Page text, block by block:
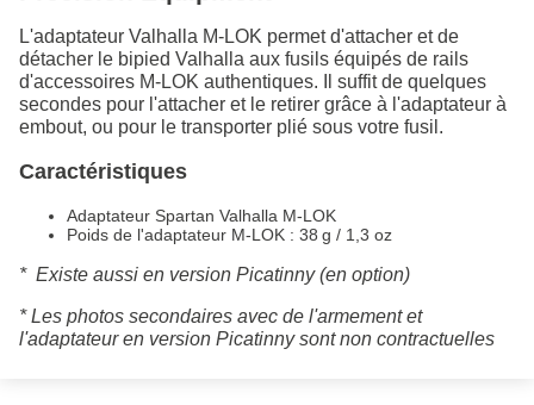
L'adaptateur Valhalla M-LOK permet d'attacher et de
détacher le bipied Valhalla aux fusils équipés de rails
d'accessoires M-LOK authentiques. Il suffit de quelques
secondes pour l'attacher et le retirer grâce à l'adaptateur à
embout, ou pour le transporter plié sous votre fusil.
Caractéristiques
Adaptateur Spartan Valhalla M-LOK
Poids de l'adaptateur M-LOK : 38 g / 1,3 oz
* Existe aussi en version Picatinny (en option)
* Les photos secondaires avec de l'armement et
l'adaptateur en version Picatinny sont non contractuelles